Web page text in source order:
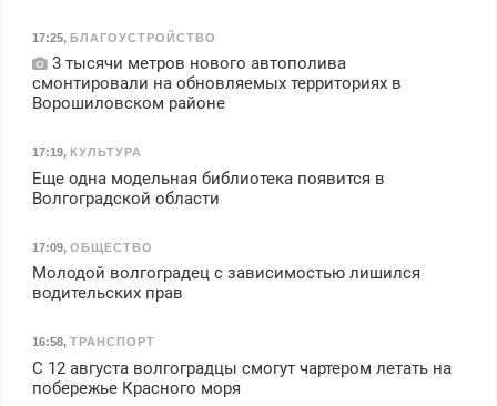
17:25, БЛАГОУСТРОЙСТВО
3 тысячи метров нового автополива
смонтировали на обновляемых территориях в
Ворошиловском районе
17:19, КУЛЬТУРА
Еще одна модельная библиотека появится в
Волгоградской области
17:09, ОБЩЕСТВО
Молодой волгоградец с зависимостью лишился
водительских прав
16:58, ТРАНСПОРТ
С 12 августа волгоградцы смогут чартером летать на
побережье Красного моря